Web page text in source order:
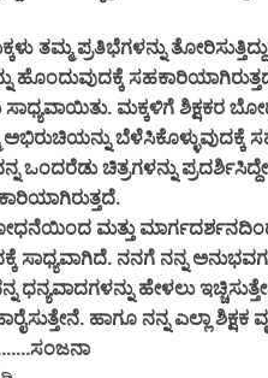
ಪ್ರತಿಭೆಗಳನ್ನು
ಹೊಂದುವುದಕ್ಕೆ
ಸಾಧ್ಯವಾಯಿತು. ಮಕ್ಕಳಿಗೆ
ಬೆಳೆಸಿಕೊಳ್ಳುವುದಕ್ಕೆ
ಒಂದರೆಡು ಚಿತ್ರಗಳನ್ನು
ಮತ್ತು
ಸಾಧ್ಯವಾಗಿದೆ. ನನಗೆ ನನ್ನ
ಹೇಳಲು
ಹಾಗೂ ನನ್ನ ಎಲ್ಲಾ ಶಿಕ್ಷಕ